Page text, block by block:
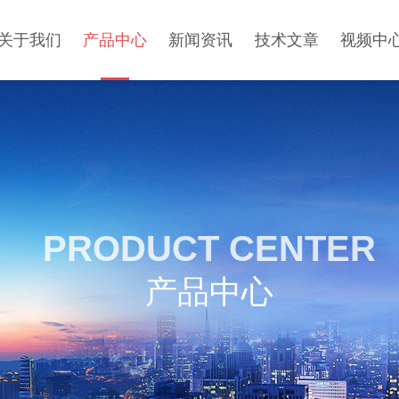
于我们 产品中心 新闻资讯 技术文章 视频中
PRODUCT CENTER
产品中心